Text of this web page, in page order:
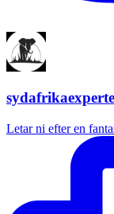
Letar ni efter en